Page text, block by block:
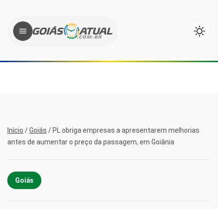
Início /Goiás / PL obriga empresas a apresentarem melhorias
antes de aumentar o preço da passagem, em Goiânia
Goiás